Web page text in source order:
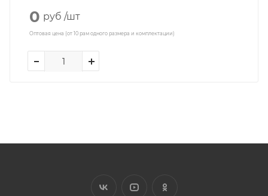
0 руб /шт
Оптовая цена (от 10 рам одного размера и комплектации)